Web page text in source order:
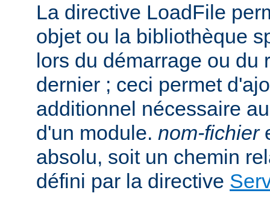
La directive LoadFile
objet ou la bibliothèque
lors du démarrage ou du
dernier ; ceci permet
additionnel nécessaire
d'un module. nom-fichier
absolu, soit un chemin
défini par la directive